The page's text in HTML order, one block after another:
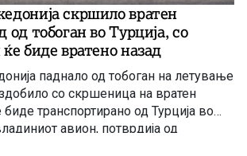
скршило вратен
тобоган во Турција, со
биде вратенo назад
паднало од тобоган на летување
со скршеница на вратен
транспортирано од Турција во
авион, потврдија од
и заеднички работи.